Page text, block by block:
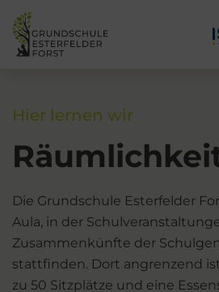
Hier lernen wir
Die Grundschule Esterfelder
Aula, in der
Zusammenkünfte der
stattfinden. Dort angrenzend
zu 50 Sitzplätze und eine